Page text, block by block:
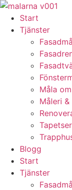
Skip
content
Start
Tjänster
Måla
Måleri &
Blogg
Start
Tjänster